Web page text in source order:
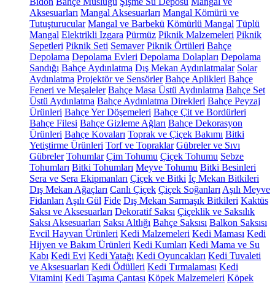
Aksesuarları Mangal Aksesuarları Mangal Kömürü ve
Tutuşturucular Mangal ve Barbekü Kömürlü Mangal Tüplü
Mangal Elektrikli Izgara Pürmüz Piknik Malzemeleri Piknik
Sepetleri Piknik Seti Semaver Piknik Örtüleri Bahçe
Depolama Depolama Evleri Depolama Dolapları Depolama
Sandığı Bahçe Aydınlatma Dış Mekan Aydınlatmalar Solar
Aydınlatma Projektör ve Sensörler Bahçe Aplikleri Bahçe
Feneri ve Meşaleler Bahçe Masa Üstü Aydınlatma Bahçe Set
Üstü Aydınlatma Bahçe Aydınlatma Direkleri Bahçe Peyzaj
Ürünleri Bahçe Yer Döşemeleri Bahçe Çit ve Bordürleri
Bahçe Filesi Bahçe Gizleme Ağları Bahçe Dekorasyon
Ürünleri Bahçe Kovaları Toprak ve Çiçek Bakımı Bitki
Yetiştirme Ürünleri Torf ve Topraklar Gübreler ve Sıvı
Gübreler Tohumlar Çim Tohumu Çiçek Tohumu Sebze
Tohumları Bitki Tohumları Meyve Tohumu Bitki Besinleri
Sera ve Sera Ekipmanları Çiçek ve Bitki İç Mekan Bitkileri
Dış Mekan Ağaçları Canlı Çiçek Çiçek Soğanları Aşılı Meyve
Fidanları Aşılı Gül Fide Dış Mekan Sarmaşık Bitkileri Kaktüs
Saksı ve Aksesuarları Dekoratif Saksı Çiçeklik ve Saksılık
Saksı Aksesuarları Saksı Altlığı Bahçe Saksısı Balkon Saksısı
Evcil Hayvan Ürünleri Kedi Malzemeleri Kedi Maması Kedi
Hijyen ve Bakım Ürünleri Kedi Kumları Kedi Mama ve Su
Kabı Kedi Evi Kedi Yatağı Kedi Oyuncakları Kedi Tuvaleti
ve Aksesuarları Kedi Ödülleri Kedi Tırmalaması Kedi
Vitamini Kedi Taşıma Çantası Köpek Malzemeleri Köpek